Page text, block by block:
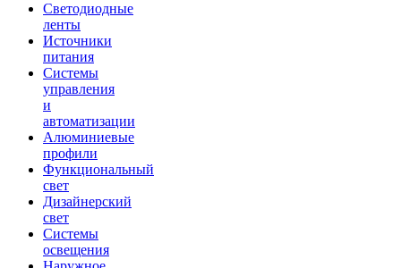
Светодиодные
ленты
Источники
питания
Системы
управления
и
автоматизации
Алюминиевые
профили
Функциональный
свет
Дизайнерский
свет
Системы
освещения